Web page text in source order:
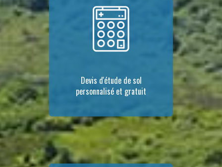
Devis d'étude de sol
personnalisé et gratuit